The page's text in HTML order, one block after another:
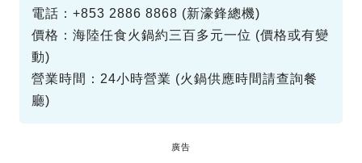
電話：+853 2886 8868 (新濠鋒總機)
價格：海陸任食火鍋約三百多元一位 (價格或有變
動)
營業時間：24小時營業 (火鍋供應時間請查詢餐
廳)
廣告